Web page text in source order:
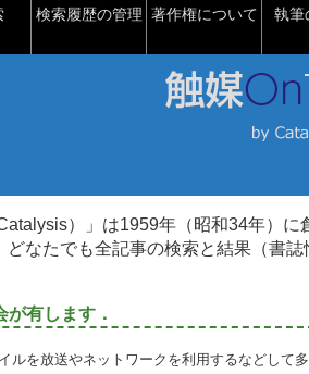
検索履歴の管理 著作権について 執筆
）」は1959年（昭和34年）に
どなたでも全記事の検索と結果（書
有します．
ルを放送やネットワークを利用するなどして